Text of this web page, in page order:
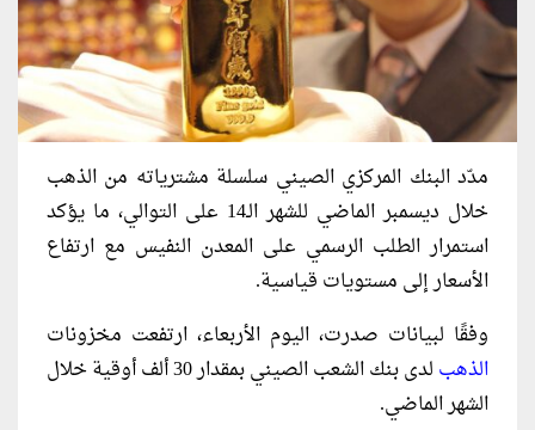
مدّد البنك المركزي الصيني سلسلة مشترياته من الذهب
خلال ديسمبر الماضي للشهر الـ14 على التوالي، ما يؤكد
استمرار الطلب الرسمي على المعدن النفيس مع ارتفاع
الأسعار إلى مستويات قياسية.
وفقًا لبيانات صدرت، اليوم الأربعاء، ارتفعت مخزونات
الذهب
لدى بنك الشعب الصيني بمقدار 30 ألف أوقية خلال
الشهر الماضي.